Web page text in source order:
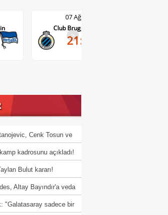
07 Ağustos
Altach-WSG Tirol
20:30
>
Cenk Tosun ve
Lig mesajı
kadrosunu açıkladı!
Bulut kararı!
Altay Bayındır'a veda
"Galatasaray sadece bir